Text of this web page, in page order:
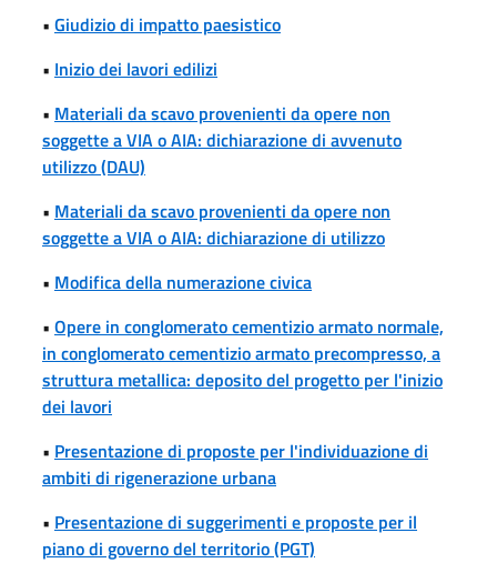
• Giudizio di impatto paesistico
• Inizio dei lavori edilizi
• Materiali da scavo provenienti da opere non
soggette a VIA o AIA: dichiarazione di avvenuto
utilizzo (DAU)
• Materiali da scavo provenienti da opere non
soggette a VIA o AIA: dichiarazione di utilizzo
• Modifica della numerazione civica
• Opere in conglomerato cementizio armato normale,
in conglomerato cementizio armato precompresso, a
struttura metallica: deposito del progetto per l'inizio
dei lavori
• Presentazione di proposte per l'individuazione di
ambiti di rigenerazione urbana
• Presentazione di suggerimenti e proposte per il
piano di governo del territorio (PGT)